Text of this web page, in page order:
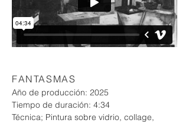
FANTASMAS
Año de producción: 2025
Tiempo de duración: 4:34
​Técnica; Pintura sobre vidrio, collage,